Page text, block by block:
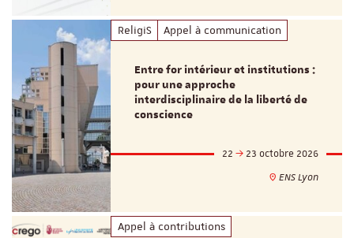
ReligiS Appel à communication
Entre for intérieur et institutions :
pour une approche
interdisciplinaire de la liberté de
conscience
22
23 octobre 2026
ENS Lyon
Appel à contributions